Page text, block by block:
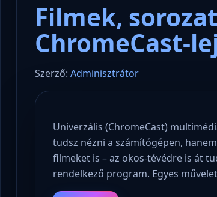
Filmek,
ChromeCast-
Szerző: Adminisztrátor
Univerzális (ChromeCast)
tudsz nézni a számítógépen,
filmeket is – az okos-tévédre is át
rendelkező program. Egyes